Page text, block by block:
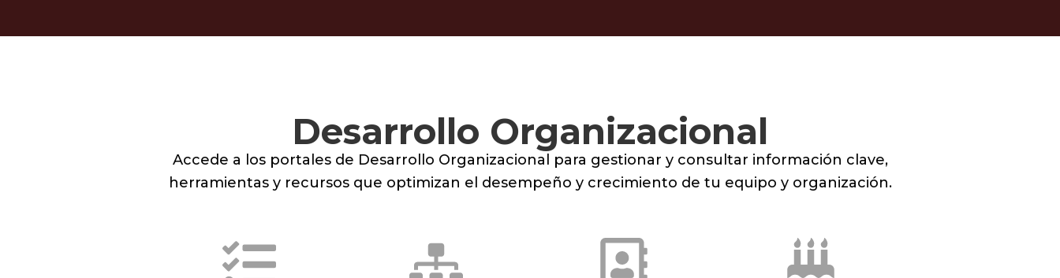
Desarrollo Organizacional
Accede a los portales de Desarrollo Organizacional para gestionar y consultar información clave,
herramientas y recursos que optimizan el desempeño y crecimiento de tu equipo y organización.